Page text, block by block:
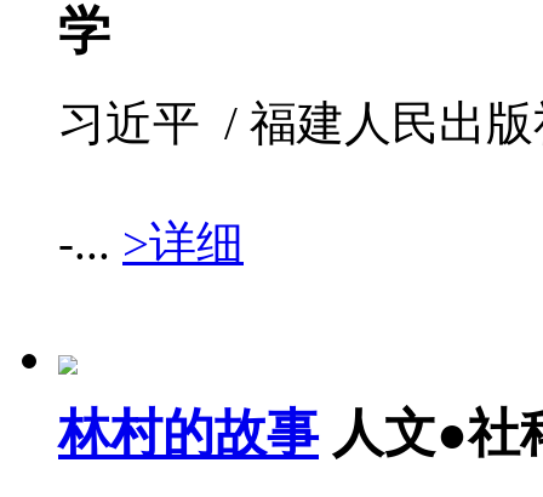
学
习近平 / 福建人民出
-... >详细
林村的故事 人文●社